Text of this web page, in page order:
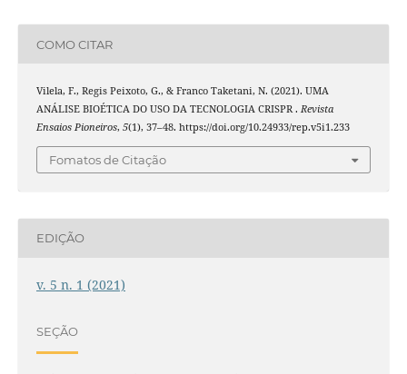
COMO CITAR
Vilela, F., Regis Peixoto, G., & Franco Taketani, N. (2021). UMA
ANÁLISE BIOÉTICA DO USO DA TECNOLOGIA CRISPR . Revista
Ensaios Pioneiros, 5(1), 37–48. https://doi.org/10.24933/rep.v5i1.233
Fomatos de Citação
EDIÇÃO
v. 5 n. 1 (2021)
SEÇÃO